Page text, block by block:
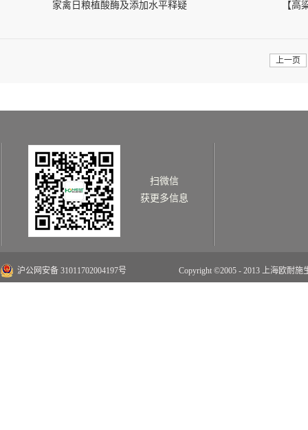
家禽日粮植酸酶及添加水平释疑 【高
上一页
扫微信
获更多信息
沪公网安备 31011702004197号 Copyright ©2005 - 2013 上海欧耐施